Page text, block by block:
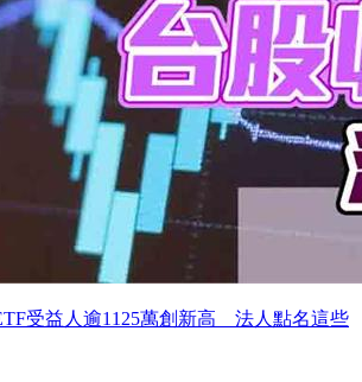
受益人逾1125萬創新高 法人點名這些